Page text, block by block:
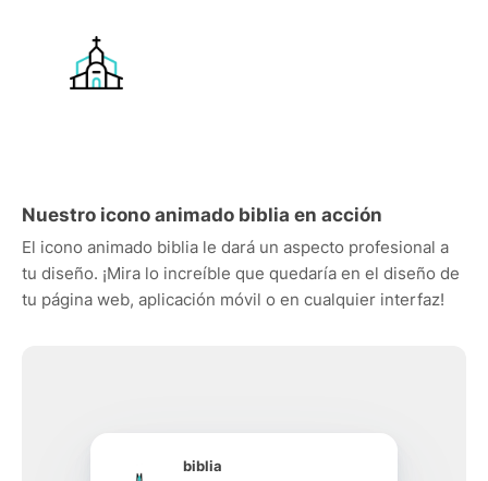
Nuestro icono animado biblia en acción
El icono animado biblia le dará un aspecto profesional a
tu diseño. ¡Mira lo increíble que quedaría en el diseño de
tu página web, aplicación móvil o en cualquier interfaz!
biblia